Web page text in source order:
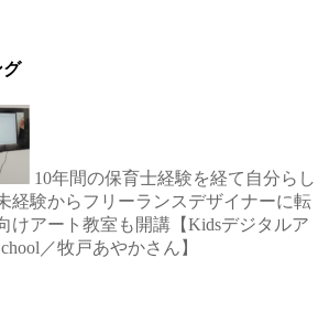
グ
10年間の保育士経験を経て自分らし
経験からフリーランスデザイナーに転
けアート教室も開講【Kidsデジタルア
／牧戸あやかさん】